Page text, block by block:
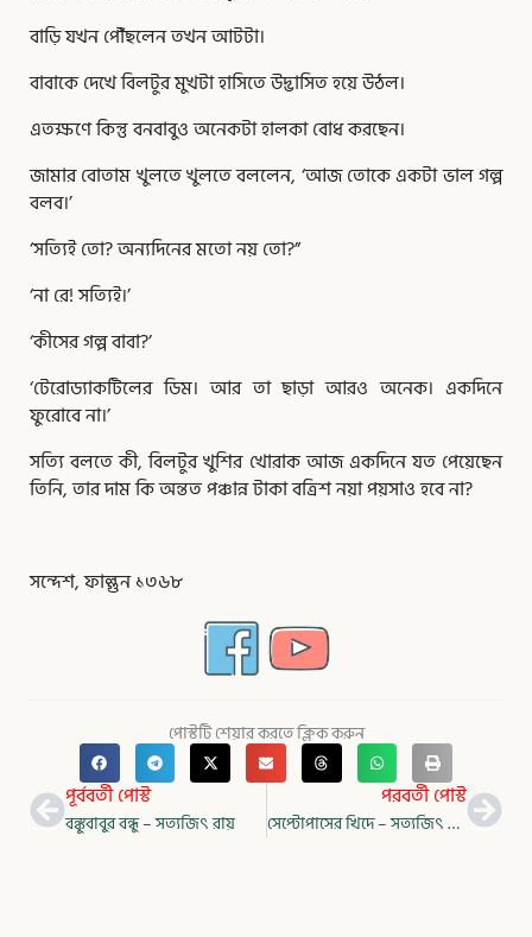
বাড়ি যখন পৌঁছলেন তখন আটটা।
বাবাকে দেখে বিলটুর মুখটা হাসিতে উদ্ভাসিত হয়ে উঠল।
এতক্ষণে কিন্তু বনবাবুও অনেকটা হালকা বোধ করছেন।
জামার বোতাম খুলতে খুলতে বললেন, ‘আজ তোকে একটা ভাল গল্প
বলব।’
‘সত্যিই তো? অন্যদিনের মতো নয় তো?”
‘না রে! সত্যিই।’
‘কীসের গল্প বাবা?’
‘টেরোড্যাকটিলের ডিম। আর তা ছাড়া আরও অনেক। একদিনে
ফুরোবে না।’
সত্যি বলতে কী, বিলটুর খুশির খোরাক আজ একদিনে যত পেয়েছেন
তিনি, তার দাম কি অন্তত পঞ্চান্ন টাকা বত্রিশ নয়া পয়সাও হবে না?
সন্দেশ, ফাল্গুন ১৩৬৮
পোস্টটি শেয়ার করতে ক্লিক করুন
Prevপূর্ববর্তী পোস্ট
বঙ্কুবাবুর বন্ধু – সত্যজিৎ রায়
পরবর্তী পোস্ট
সেপ্টোপাসের খিদে – সত্যজিৎ রায়